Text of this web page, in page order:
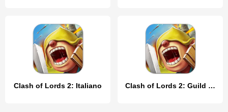
Clash of Lords 2: Italiano Clash of Lords 2: Guild Castle